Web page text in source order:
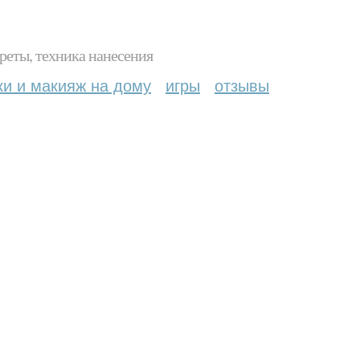
техника нанесения
и макияж на дому игры отзывы